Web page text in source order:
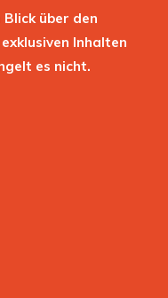
über den
Inhalten
es nicht.